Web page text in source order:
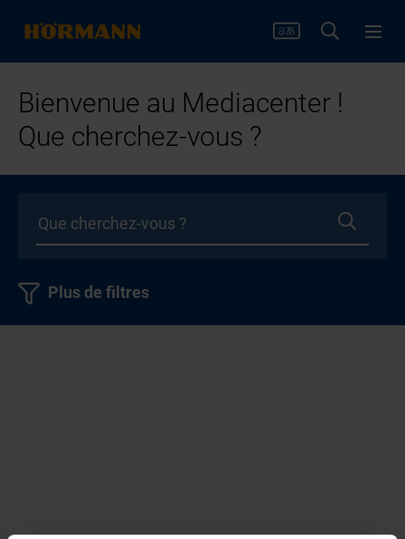
Bienvenue au Mediacenter !
Que cherchez-vous ?
Plus de filtres